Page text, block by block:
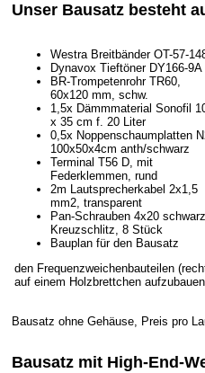
Unser Bausatz besteht
Westra Breitbänder OT-57-
Dynavox Tieftöner DY166-9A
BR-Trompetenrohr TR60,
60x120 mm, schw.
1,5x Dämmmaterial Sonofil
x 35 cm f. 20 Liter
0,5x Noppenschaumplatten
100x50x4cm anth/schwarz
Terminal T56 D, mit
Federklemmen, rund
2m Lautsprecherkabel 2x1,5
mm2, transparent
Pan-Schrauben 4x20
Kreuzschlitz, 8 Stück
Bauplan für den Bausatz
den Frequenzweichenbauteilen
auf einem Holzbrettchen
Bausatz ohne Gehäuse, Preis pro
Bausatz mit High-End-